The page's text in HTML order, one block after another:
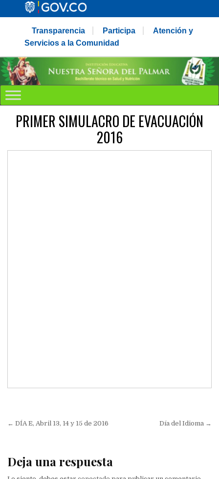
Transparencia Participa
Atención y
Servicios a la Comunidad
PRIMER SIMULACRO DE EVACUACIÓN
Navegación
entradas
← DÍA E, Abril 13, 14 y 15 de 2016 Día del Idioma →
Deja una respuesta